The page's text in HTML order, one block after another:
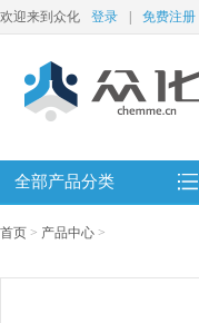
欢迎来到众化 登录 免费注册
全部产品分类
首页 > 产品中心 >